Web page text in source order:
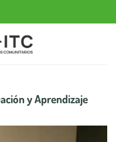
y Aprendizaje